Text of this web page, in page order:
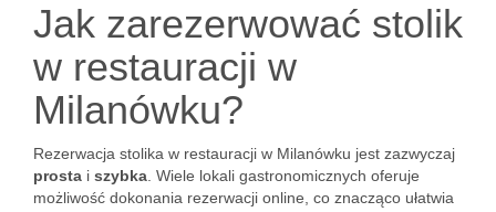
Jak zarezerwować stolik
w restauracji w
Milanówku?
Rezerwacja stolika w restauracji w Milanówku jest zazwyczaj
prosta i szybka . Wiele lokali gastronomicznych oferuje
możliwość dokonania rezerwacji online, co znacząco ułatwia